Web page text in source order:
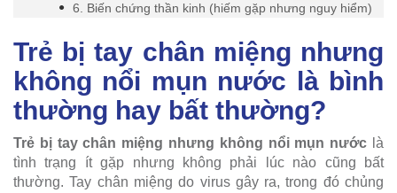
6. Biến chứng thần kinh (hiếm gặp nhưng nguy hiểm)
Trẻ bị tay chân miệng nhưng
không nổi mụn nước là bình
thường hay bất thường?
Trẻ bị tay chân miệng nhưng không nổi mụn nước là
tình trạng ít gặp nhưng không phải lúc nào cũng bất
thường. Tay chân miệng do virus gây ra, trong đó chủng